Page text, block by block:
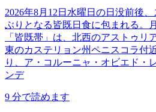
2026年8月12日水曜日の日没前後
ぶりとなる皆既日食に包まれる。
「皆既帯」は、北西のアストゥリ
東のカステリョン州ペニスコラ付
り、ア・コルーニャ・オビエド・
ンデ
9 分で読めます